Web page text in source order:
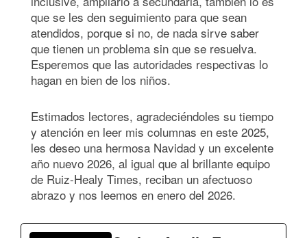
que se les den seguimiento para que sean
atendidos, porque si no, de nada sirve saber
que tienen un problema sin que se resuelva.
Esperemos que las autoridades respectivas lo
hagan en bien de los niños.
Estimados lectores, agradeciéndoles su tiempo
y atención en leer mis columnas en este 2025,
les deseo una hermosa Navidad y un excelente
año nuevo 2026, al igual que al brillante equipo
de Ruiz-Healy Times, reciban un afectuoso
abrazo y nos leemos en enero del 2026.